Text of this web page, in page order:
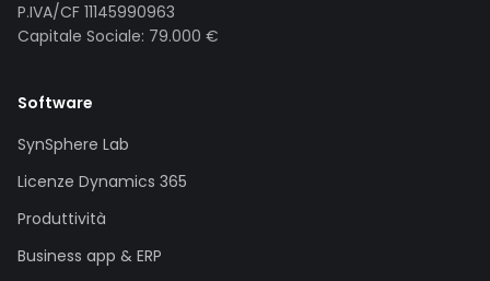
P.IVA/CF 11145990963
Capitale Sociale: 79.000 €
Software
SynSphere Lab
Licenze Dynamics 365
Produttività
Business app & ERP